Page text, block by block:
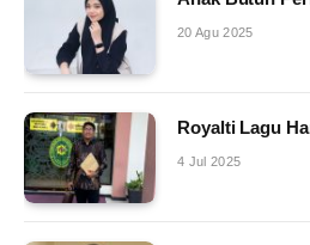
20 Agu 2025
Royalti Lagu
4 Jul 2025